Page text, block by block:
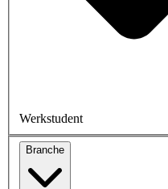
Werkstudent
Branche